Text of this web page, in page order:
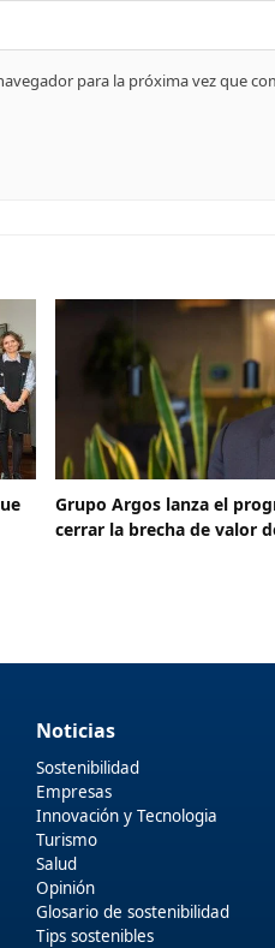
para la próxima vez que
Grupo Argos lanza el
cerrar la brecha de valor
Noticias
Sostenibilidad
Empresas
Innovación y Tecnologia
Turismo
Salud
Opinión
Glosario de sostenibilidad
Tips sostenibles